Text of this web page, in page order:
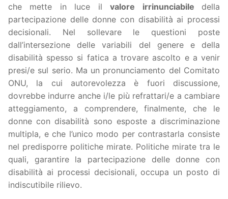
che mette in luce ilvalore irrinunciabile della
partecipazione delle donne con disabilità ai processi
decisionali. Nel sollevare le questioni poste
dall’intersezione delle variabili del genere e della
disabilità spesso si fatica a trovare ascolto e a venir
presi/e sul serio. Ma un pronunciamento del Comitato
ONU, la cui autorevolezza è fuori discussione,
dovrebbe indurre anche i/le più refrattari/e a cambiare
atteggiamento, a comprendere, finalmente, che le
donne con disabilità sono esposte a discriminazione
multipla, e che l’unico modo per contrastarla consiste
nel predisporre politiche mirate. Politiche mirate tra le
quali, garantire la partecipazione delle donne con
disabilità ai processi decisionali, occupa un posto di
indiscutibile rilievo.